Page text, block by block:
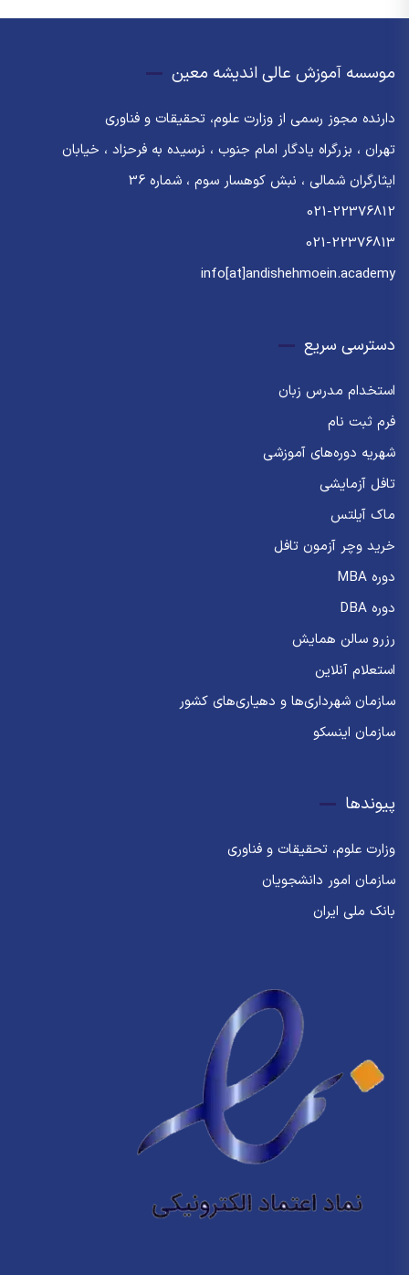
موسسه آموزش عالی اندیشه معین
دارنده مجوز رسمی از وزارت علوم، تحقیقات و فناوری
تهران ، بزرگراه یادگار امام جنوب ، نرسیده به فرحزاد ، خیابان
ایثارگران شمالی ، نبش کوهسار سوم ، شماره 36
021-22376812
021-22376813
info[at]andishehmoein.academy
دسترسی سریع
استخدام مدرس زبان
فرم ثبت نام
شهریه دوره‌های آموزشی
تافل آزمایشی
ماک آیلتس
خرید وچر آزمون تافل
دوره MBA
دوره DBA
رزرو سالن همایش
استعلام آنلاین
سازمان شهرداری‌ها و دهیاری‌های کشور
سازمان اینسکو
پیوندها
وزارت علوم، تحقیقات و فناوری
سازمان امور دانشجویان
بانک ملی ایران